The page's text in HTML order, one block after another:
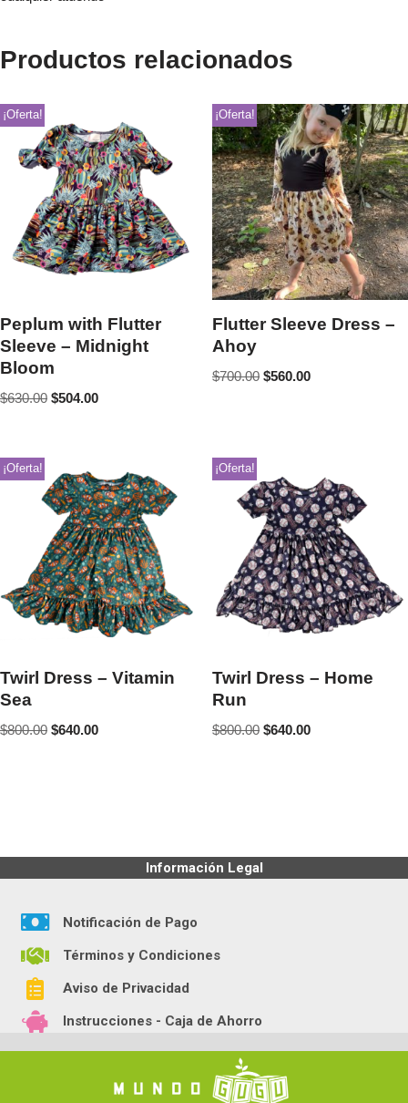
Productos relacionados
¡Oferta!
Peplum with Flutter
Sleeve – Midnight
Bloom
$630.00 $504.00
¡Oferta!
Flutter Sleeve Dress –
Ahoy
$700.00 $560.00
¡Oferta!
Twirl Dress – Vitamin
Sea
$800.00 $640.00
¡Oferta!
Twirl Dress – Home
Run
$800.00 $640.00
Información Legal
Notificación de Pago
Términos y Condiciones
Aviso de Privacidad
Instrucciones - Caja de Ahorro